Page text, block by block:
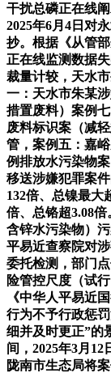
干扰总磷正在线
2025年6月4日对
抄。根据《从管
正在线监测数据
裁量计较，天水
一：天水市朱某
措置废料）案例
废料标识案（减
管，案例五：嘉
例排放水污染物
移送涉嫌犯罪案
132倍、总镍最大
倍、总铬超3.08
含锌水污染物）
平易近查察院对
委托检测，部门
险管控尺度（试
《中华人平易近
行为不予行政惩
细并及时更正”的
间，2025年3月12
陇南市生态局将